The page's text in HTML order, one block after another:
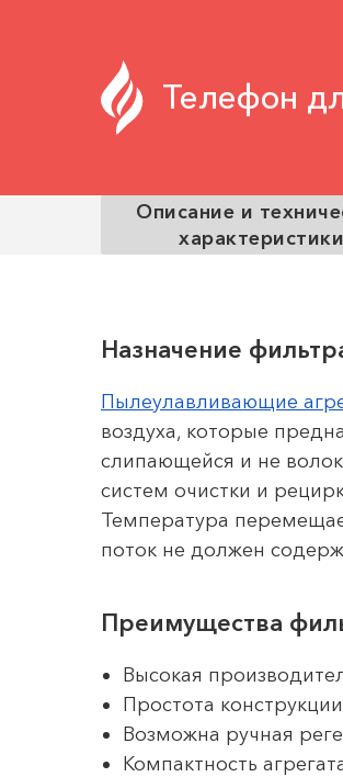
Телефон
Описание и
характеристики
Назначение
Пылеулавливающие
воздуха, которые
слипающейся и не
систем очистки и
Температура
поток не должен
Преимущества
Высокая
Простота
Возможна ручная
Компактность